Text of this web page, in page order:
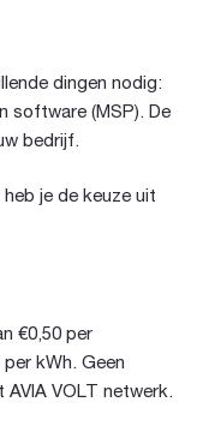
dingen nodig:
software (MSP). De
bedrijf.
je de keuze uit
€0,50 per
kWh. Geen
VOLT netwerk.